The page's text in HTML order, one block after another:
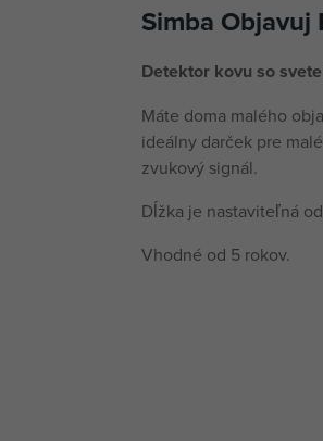
Simba
Detektor kovu so
Máte doma malého
ideálny darček pre
zvukový signál.
Dĺžka je nastaviteľná od
Vhodné od 5 rokov.